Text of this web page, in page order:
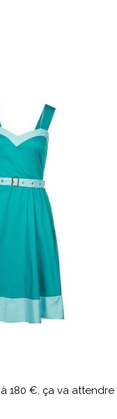
180 €, ça va attendre